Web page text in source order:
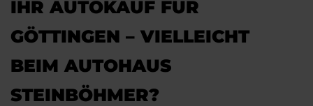
IHR AUTOKAUF FÜR
GÖTTINGEN – VIELLEICHT
BEIM AUTOHAUS
STEINBÖHMER?